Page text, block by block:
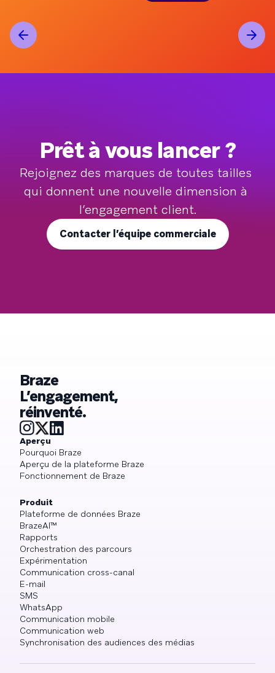
Prêt à vous lancer ?
Rejoignez des marques de toutes tailles
qui donnent une nouvelle dimension à
l’engagement client.
Contacter l’équipe commerciale
Braze
L’engagement,
réinventé.
Aperçu
Pourquoi Braze
Aperçu de la plateforme Braze
Fonctionnement de Braze
Produit
Plateforme de données Braze
BrazeAI™
Rapports
Orchestration des parcours
Expérimentation
Communication cross-canal
E-mail
SMS
WhatsApp
Communication mobile
Communication web
Synchronisation des audiences des médias